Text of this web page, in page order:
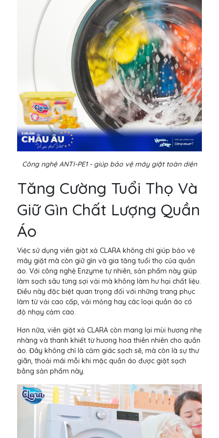
Công nghệ ANTI-PE1 - giúp bảo vệ máy giặt toàn diện
Tăng Cường Tuổi Thọ Và
Giữ Gìn Chất Lượng Quần
Áo
Việc sử dụng viên giặt xả CLARA không chỉ giúp bảo vệ
máy giặt mà còn giữ gìn và gia tăng tuổi thọ của quần
áo. Với công nghệ Enzyme tự nhiên, sản phẩm này giúp
làm sạch sâu từng sợi vải mà không làm hư hại chất liệu.
Điều này đặc biệt quan trọng đối với những trang phục
làm từ vải cao cấp, vải mỏng hay các loại quần áo có
độ nhạy cảm cao.
Hơn nữa, viên giặt xả CLARA còn mang lại mùi hương nhẹ
nhàng và thanh khiết từ hương hoa thiên nhiên cho quần
áo. Đây không chỉ là cảm giác sạch sẽ, mà còn là sự thư
giãn, thoải mái mỗi khi mặc quần áo được giặt sạch
bằng sản phẩm này.